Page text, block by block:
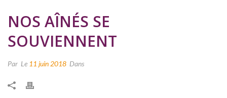
NOS AÎNÉS SE
SOUVIENNENT
Par Le 11 juin 2018 Dans